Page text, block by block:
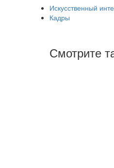
Искусственный
Кадры
Смотрите